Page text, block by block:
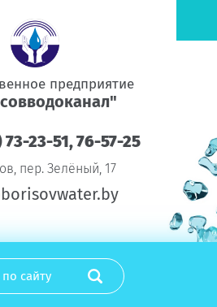
предприятие
73-23-51, 76-57-25
пер. Зелёный, 17